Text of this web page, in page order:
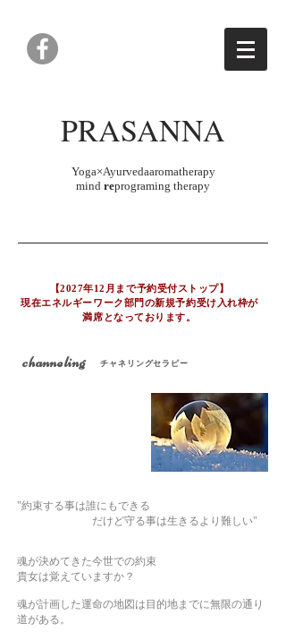
PRASANNA
Yoga×Ayurvedaaromatherapy
mind reprograming therapy
【2027年12月まで予約受付ストップ】
現在エネルギーワーク部門の新規予約受け入れ枠が
満席となっております。
channeling チャネリングセラピー
"約束する事は誰にもできる
だけど守る事は生きるより難しい"
魂が決めてきた今世での約束
貴女は覚えていますか？
魂が計画した運命の地図は目的地までに無限の通り
道がある。